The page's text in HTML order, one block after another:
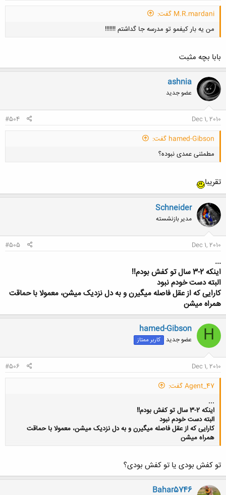
M.R.mardani گفت:
من یه بار کیفمو تو مدرسه جا گداشتم !!!!!!!
بابا بچه مثبت
ashnia
عضو جدید
Dec 1, 2010
#504
hamed-Gibson گفت:
مطمئنی عمدی نبوده؟
تقریبا
Schneider
مدیر بازنشسته
Dec 1, 2010
#505
...
اینکه 2-3 سال تو کفش بودم!!
البتهدست خودم نبود
کارایی که از عقل فاصله میگیرن و به دل نزدیک میشن، معمولا با حماقت
همراه میشن
H
hamed-Gibson
عضو جدید کاربر ممتاز
Dec 1, 2010
#506
Agent_47 گفت:
...
اینکه 2-3 سال تو کفش بودم!!
البتهدست خودم نبود
کارایی که از عقل فاصله میگیرن و به دل نزدیک میشن، معمولا با حماقت
همراه میشن
کلیک کنید تا باز شود...تو کفش بودی یا تو کفش بودی؟
Bahar5746